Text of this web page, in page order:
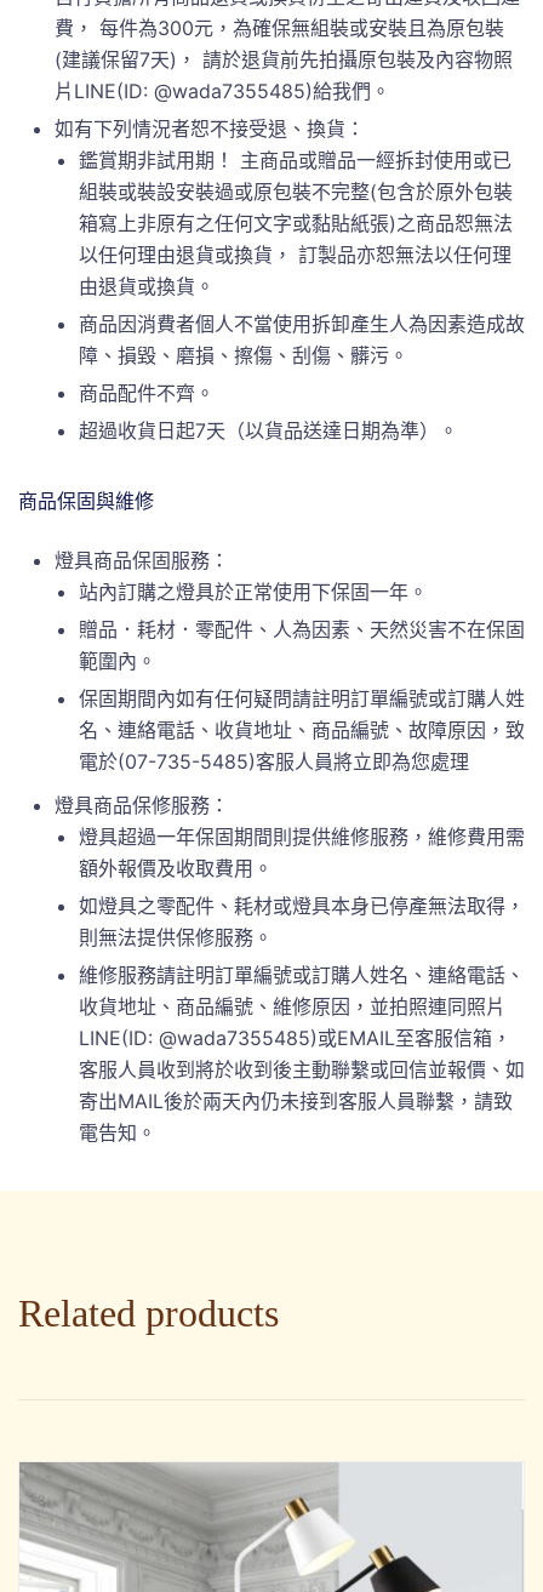
費， 每件為300元，為確保無組裝或安裝且為原包裝
(建議保留7天)， 請於退貨前先拍攝原包裝及內容物照
片LINE(ID: @wada7355485)給我們。
如有下列情況者恕不接受退、換貨：
鑑賞期非試用期！ 主商品或贈品一經拆封使用或已
組裝或裝設安裝過或原包裝不完整(包含於原外包裝
箱寫上非原有之任何文字或黏貼紙張)之商品恕無法
以任何理由退貨或換貨， 訂製品亦恕無法以任何理
由退貨或換貨。
商品因消費者個人不當使用拆卸產生人為因素造成故
障、損毀、磨損、擦傷、刮傷、髒污。
商品配件不齊。
超過收貨日起7天（以貨品送達日期為準）。
商品保固與維修
燈具商品保固服務：
站內訂購之燈具於正常使用下保固一年。
贈品．耗材．零配件、人為因素、天然災害不在保固
範圍內。
保固期間內如有任何疑問請註明訂單編號或訂購人姓
名、連絡電話、收貨地址、商品編號、故障原因，致
電於(07-735-5485)客服人員將立即為您處理
燈具商品保修服務：
燈具超過一年保固期間則提供維修服務，維修費用需
額外報價及收取費用。
如燈具之零配件、耗材或燈具本身已停產無法取得，
則無法提供保修服務。
維修服務請註明訂單編號或訂購人姓名、連絡電話、
收貨地址、商品編號、維修原因，並拍照連同照片
LINE(ID: @wada7355485)或EMAIL至客服信箱，
客服人員收到將於收到後主動聯繫或回信並報價、如
寄出MAIL後於兩天內仍未接到客服人員聯繫，請致
電告知。
Related products